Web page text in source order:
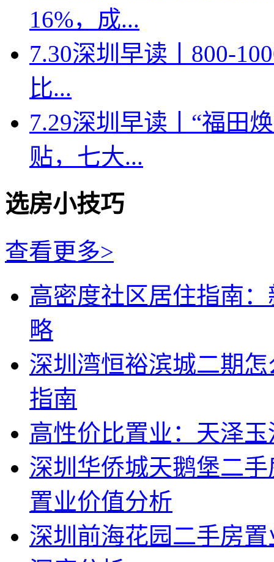
16%，成...
7.30深圳早读丨800-
比...
7.29深圳早读丨“福田
贴，七大...
选房小技巧
查看更多>
高密度社区居住指南
略
深圳湾恒裕滨城二期
指南
高性价比置业：天泽
深圳华侨城天鹅堡二
置业价值分析
深圳前海花园二手房